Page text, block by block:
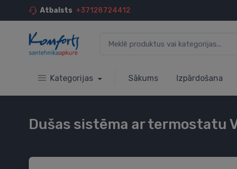
Atbalsts +37128724412
Kategorijas Sākums Izpārdošana
Dušas sistēma ar termostatu